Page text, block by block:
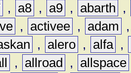
, a8 , a9 , abarth
,
, activee , adam
, alero , alfa ,
, allroad , allspace